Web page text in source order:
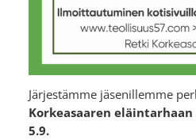
Järjestämme jäsenillemme
Korkeasaaren eläintarhaan
5.9.